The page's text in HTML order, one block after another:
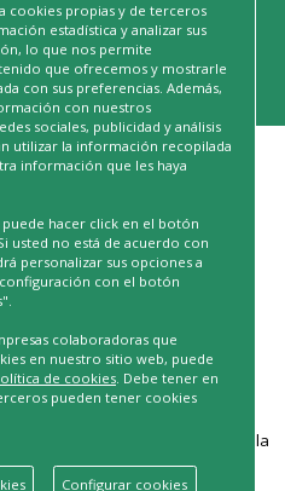
para la transformación digital y la
cookies propias y de terceros
estadística y analizar sus
lo que nos permite
que ofrecemos y mostrarle
con sus preferencias. Además,
con nuestros
sociales, publicidad y análisis
utilizar la información recopilada
información que les haya
puede hacer click en el botón
usted no está de acuerdo con
personalizar sus opciones a
con el botón
colaboradoras que
en nuestro sitio web, puede
de cookies. Debe tener en
pueden tener cookies
Configurar cookies